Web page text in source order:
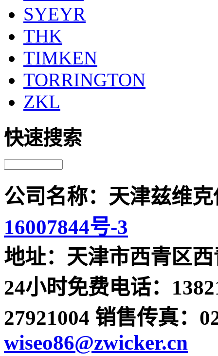
SYEYR
THK
TIMKEN
TORRINGTON
ZKL
快速搜索
公司名称：天津兹维
16007844号-3
地址：天津市西青区西
24小时免费电话：
27921004 销售传真：
wiseo86@zwicker.cn